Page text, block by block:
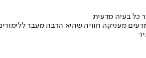
כל בעיה מדעית
מעניקה חוויה שהיא הרבה מעבר